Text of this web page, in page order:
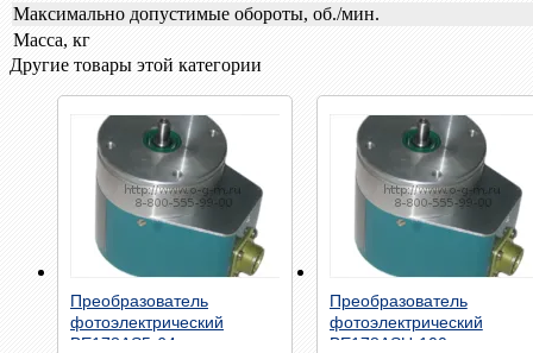
Максимально допустимые обороты, об./мин.
Масса, кг
Другие товары этой категории
Быстрый просмотр
Преобразователь
фотоэлектрический
ВЕ178АS5-64
Быстрый просмотр
Преобразователь
фотоэлектрический
ВЕ178АSU-100